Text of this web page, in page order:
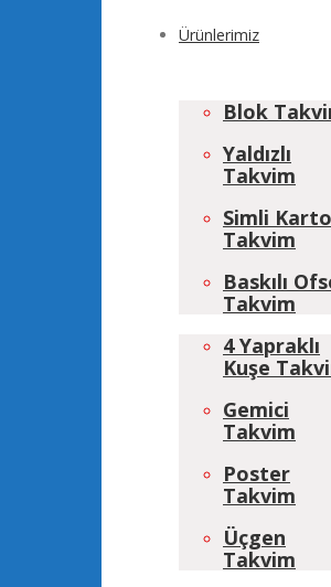
Ürünlerimiz
Blok
Yaldızlı
Takvim
Simli
Takvim
Baskılı
Takvim
4 Yapraklı
Kuşe
Gemici
Takvim
Poster
Takvim
Üçgen
Takvim